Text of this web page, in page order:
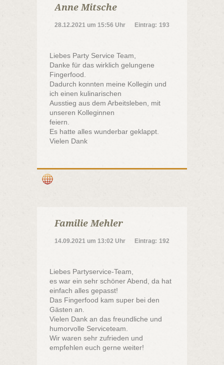
Anne Mitsche
28.12.2021 um 15:56 Uhr Eintrag: 193
Liebes Party Service Team,
Danke für das wirklich gelungene
Fingerfood.
Dadurch konnten meine Kollegin und
ich einen kulinarischen
Ausstieg aus dem Arbeitsleben, mit
unseren Kolleginnen
feiern.
Es hatte alles wunderbar geklappt.
Vielen Dank
Familie Mehler
14.09.2021 um 13:02 Uhr Eintrag: 192
Liebes Partyservice-Team,
es war ein sehr schöner Abend, da hat
einfach alles gepasst!
Das Fingerfood kam super bei den
Gästen an.
Vielen Dank an das freundliche und
humorvolle Serviceteam.
Wir waren sehr zufrieden und
empfehlen euch gerne weiter!